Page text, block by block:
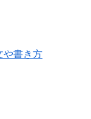
や書き方